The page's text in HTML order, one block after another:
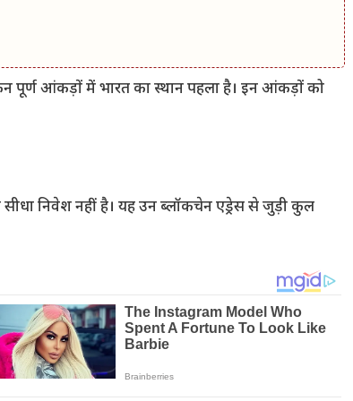
पूर्ण आंकड़ों में भारत का स्थान पहला है। इन आंकड़ों को
निवेश नहीं है। यह उन ब्लॉकचेन एड्रेस से जुड़ी कुल